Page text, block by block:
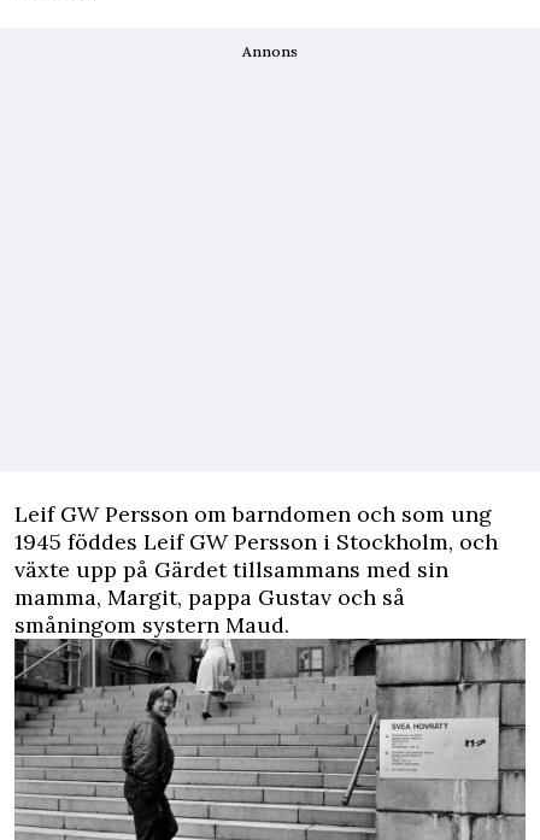
Annons
Leif GW Persson om barndomen och som ung
1945 föddes Leif GW Persson i Stockholm, och
växte upp på Gärdet tillsammans med sin
mamma, Margit, pappa Gustav och så
småningom systern Maud.